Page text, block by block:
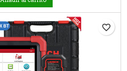
favorite_border